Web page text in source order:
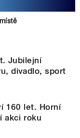
Jubilejní
divadlo, sport
160 let. Horní
akci roku